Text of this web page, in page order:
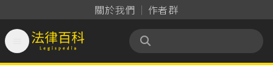
關於我們 作者群
法律百科 Legispedia